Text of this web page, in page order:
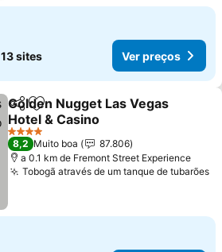
13 sites Ver preços
PartilharAdicionar aos favoritos
Golden Nugget Las Vegas
Hotel & Casino
Ver preços
4 Estrelas
8,2 Muito boa
87.806
a 0.1 km de Fremont Street Experience
Tobogã através de um tanque de tubarões